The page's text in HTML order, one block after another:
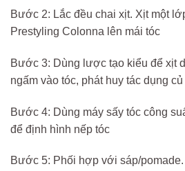
Bước 2: Lắc đều chai xịt. Xịt một
Prestyling Colonna lên mái tóc
Bước 3: Dùng lược tạo kiểu để xịt
ngấm vào tóc, phát huy tác dụng củ
Bước 4: Dùng máy sấy tóc công
để định hình nếp tóc
Bước 5: Phối hợp với sáp/